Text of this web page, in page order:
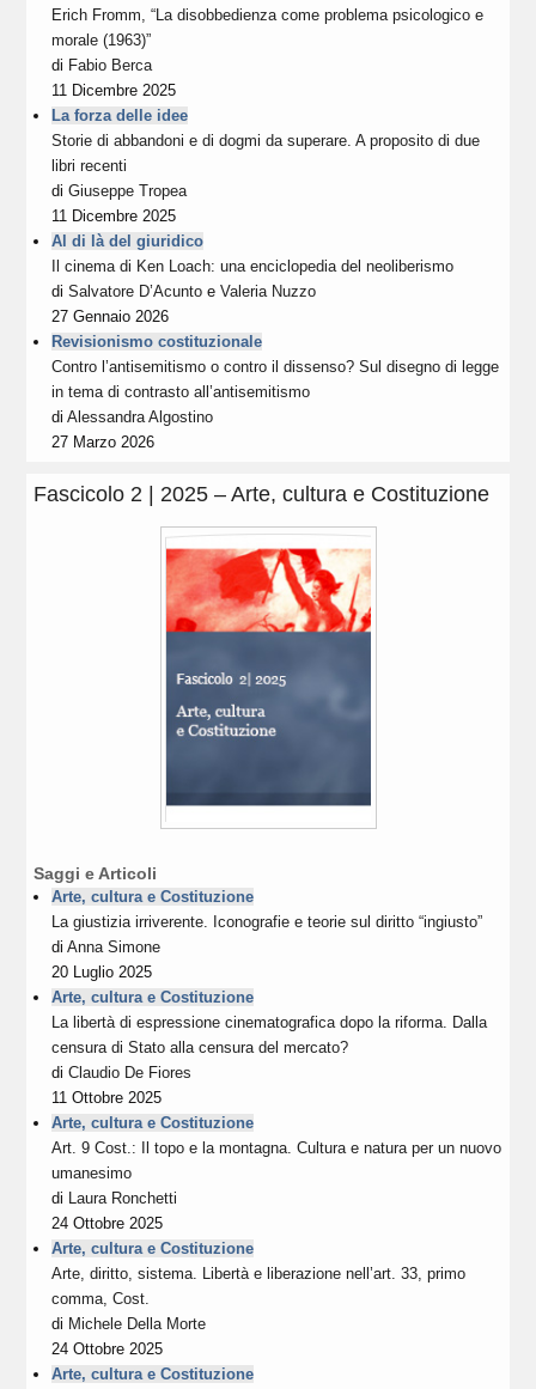
Erich Fromm, “La disobbedienza come problema psicologico e
morale (1963)”
di Fabio Berca
11 Dicembre 2025
La forza delle idee
Storie di abbandoni e di dogmi da superare. A proposito di due
libri recenti
diGiuseppe Tropea
11 Dicembre 2025
Al di là del giuridico
Il cinema di Ken Loach: una enciclopedia del neoliberismo
diSalvatore D’Acunto eValeria Nuzzo
27 Gennaio 2026
Revisionismo costituzionale
Contro l’antisemitismo o contro il dissenso? Sul disegno di legge
in tema di contrasto all’antisemitismo
diAlessandra Algostino
27 Marzo 2026
Fascicolo 2 | 2025 – Arte, cultura e Costituzione
Saggi e Articoli
Arte, cultura e Costituzione
La giustizia irriverente. Iconografie e teorie sul diritto “ingiusto”
diAnna Simone
20 Luglio 2025
Arte, cultura e Costituzione
La libertà di espressione cinematografica dopo la riforma. Dalla
censura di Stato alla censura del mercato?
diClaudio De Fiores
11 Ottobre 2025
Arte, cultura e Costituzione
Art. 9 Cost.: Il topo e la montagna. Cultura e natura per un nuovo
umanesimo
di Laura Ronchetti
24 Ottobre 2025
Arte, cultura e Costituzione
Arte, diritto, sistema. Libertà e liberazione nell’art. 33, primo
comma, Cost.
di Michele Della Morte
24 Ottobre 2025
Arte, cultura e Costituzione